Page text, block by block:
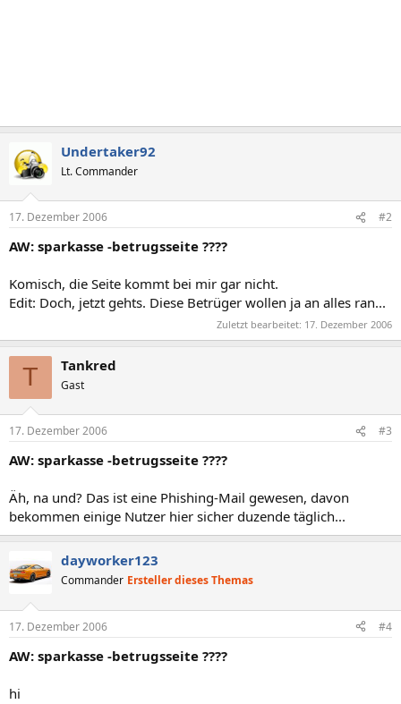
Undertaker92
Lt. Commander
17. Dezember 2006 #2
AW: sparkasse -betrugsseite ????
Komisch, die Seite kommt bei mir gar nicht.
Edit: Doch, jetzt gehts. Diese Betrüger wollen ja an alles ran...
Zuletzt bearbeitet: 17. Dezember 2006
T Tankred
Gast
17. Dezember 2006 #3
AW: sparkasse -betrugsseite ????
Äh, na und? Das ist eine Phishing-Mail gewesen, davon
bekommen einige Nutzer hier sicher duzende täglich...
dayworker123
Commander Ersteller dieses Themas
17. Dezember 2006 #4
AW: sparkasse -betrugsseite ????
hi